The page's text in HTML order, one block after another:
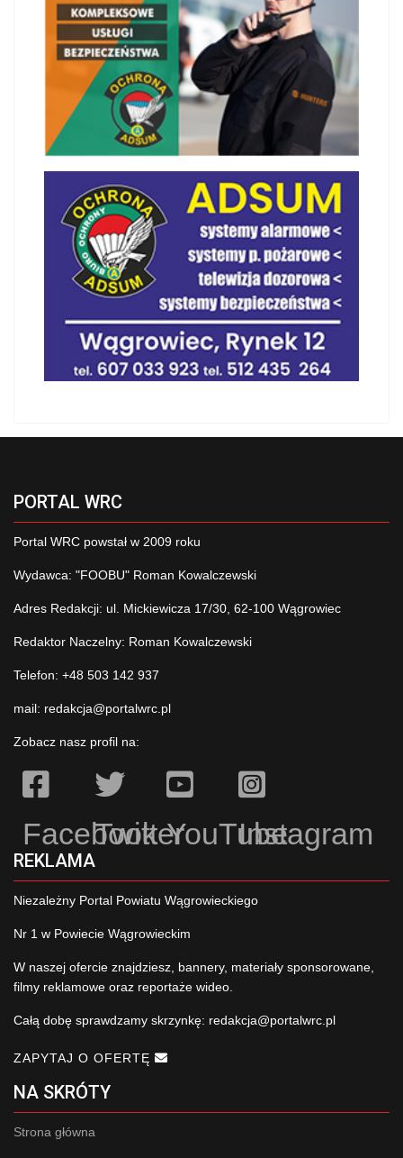
PORTAL WRC
Portal WRC powstał w 2009 roku
Wydawca: "FOOBU" Roman Kowalczewski
Adres Redakcji: ul. Mickiewicza 17/30, 62-100 Wągrowiec
Redaktor Naczelny: Roman Kowalczewski
Telefon: +48 503 142 937
mail: redakcja@portalwrc.pl
Zobacz nasz profil na:
Facebook
TwitterYouTubeInstagram
REKLAMA
Niezależny Portal Powiatu Wągrowieckiego
Nr 1 w Powiecie Wągrowieckim
W naszej ofercie znajdziesz, bannery, materiały sponsorowane,
filmy reklamowe oraz reportaże wideo.
Całą dobę sprawdzamy skrzynkę: redakcja@portalwrc.pl
ZAPYTAJ O OFERTĘ
NA SKRÓTY
Strona główna